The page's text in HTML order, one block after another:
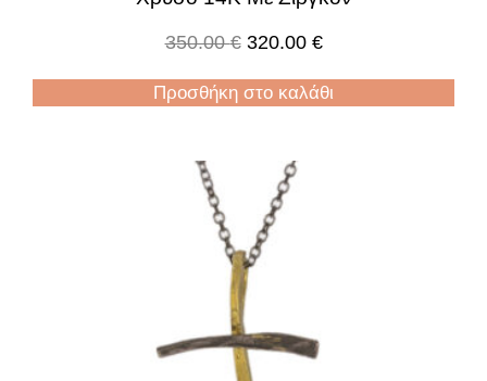
350.00€ 320.00 €
Προσθήκη στο καλάθι